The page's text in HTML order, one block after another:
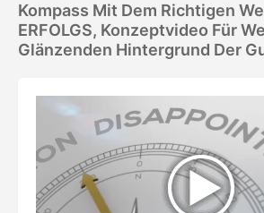
Kompass Mit Dem Richtigen
ERFOLGS, Konzeptvideo Für
Glänzenden Hintergrund Der